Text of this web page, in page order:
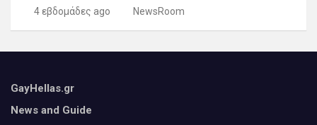
4 εβδομάδες ago NewsRoom
GayHellas.gr
News and Guide